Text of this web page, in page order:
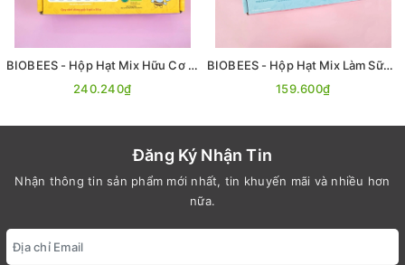
BIOBEES - Hộp Hạt Mix Hữu Cơ 50g x 8 gói
240.240₫
BIOBEES - Hộp Hạt Mix Làm Sữa Hữu Cơ 50g x 4 gói
159.600₫
Đăng Ký Nhận Tin
Nhận thông tin sản phẩm mới nhất, tin khuyến mãi và nhiều hơn
nữa.